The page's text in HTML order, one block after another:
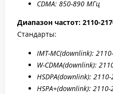
CDMA: 850-890 МГц
Диапазон частот: 2110-
Стандарты:
IMT-MC(downlink):
W-CDMA(downlink):
HSDPA(downlink):
HSPA+(downlink):